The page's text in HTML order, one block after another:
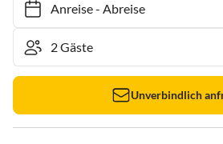
Anreise- Abreise
Unverbindlich